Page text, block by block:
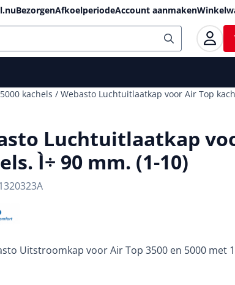
BezorgenAfkoelperiodeAccount aanmaken
kachels / Webasto Luchtuitlaatkap voor Air Top
Luchtuitlaatkap
Ì÷ 90 mm. (1-10)
Uitstroomkap voor Air Top 3500 en 5000 met